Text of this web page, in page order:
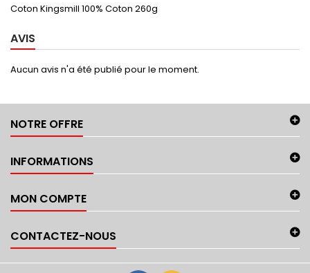
Coton Kingsmill 100% Coton 260g
AVIS
Aucun avis n'a été publié pour le moment.
NOTRE OFFRE
INFORMATIONS
MON COMPTE
CONTACTEZ-NOUS